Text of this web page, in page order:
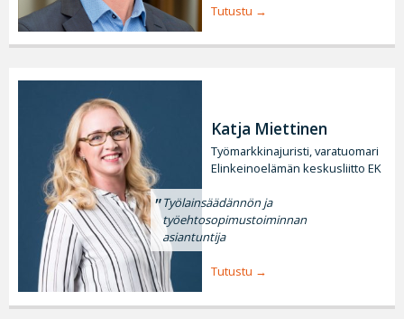
Tutustu
Katja Miettinen
Työmarkkinajuristi, varatuomari
Elinkeinoelämän keskusliitto EK
Työlainsäädännön ja
työehtosopimustoiminnan
asiantuntija
Tutustu